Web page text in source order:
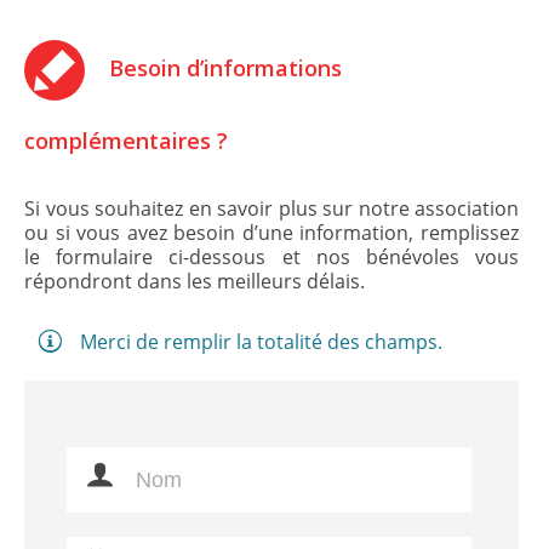
Besoin d’informations
complémentaires ?
Si vous souhaitez en savoir plus sur notre association
ou si vous avez besoin d’une information, remplissez
le formulaire ci-dessous et nos bénévoles vous
répondront dans les meilleurs délais.
Merci de remplir la totalité des champs.